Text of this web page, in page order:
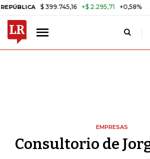
$ 399.745,16 +$ 2.295,71 +0,58% TASA
EMPRESAS
Consultorio de